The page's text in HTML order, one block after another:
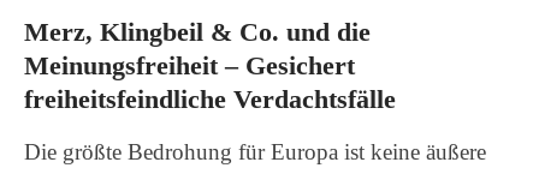
Merz, Klingbeil & Co. und die
Meinungsfreiheit – Gesichert
freiheitsfeindliche Verdachtsfälle
Die größte Bedrohung für Europa ist keine äußere